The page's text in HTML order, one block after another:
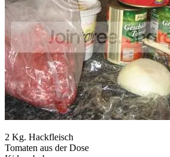
2 Kg. Hackfleisch
Tomaten aus der Dose